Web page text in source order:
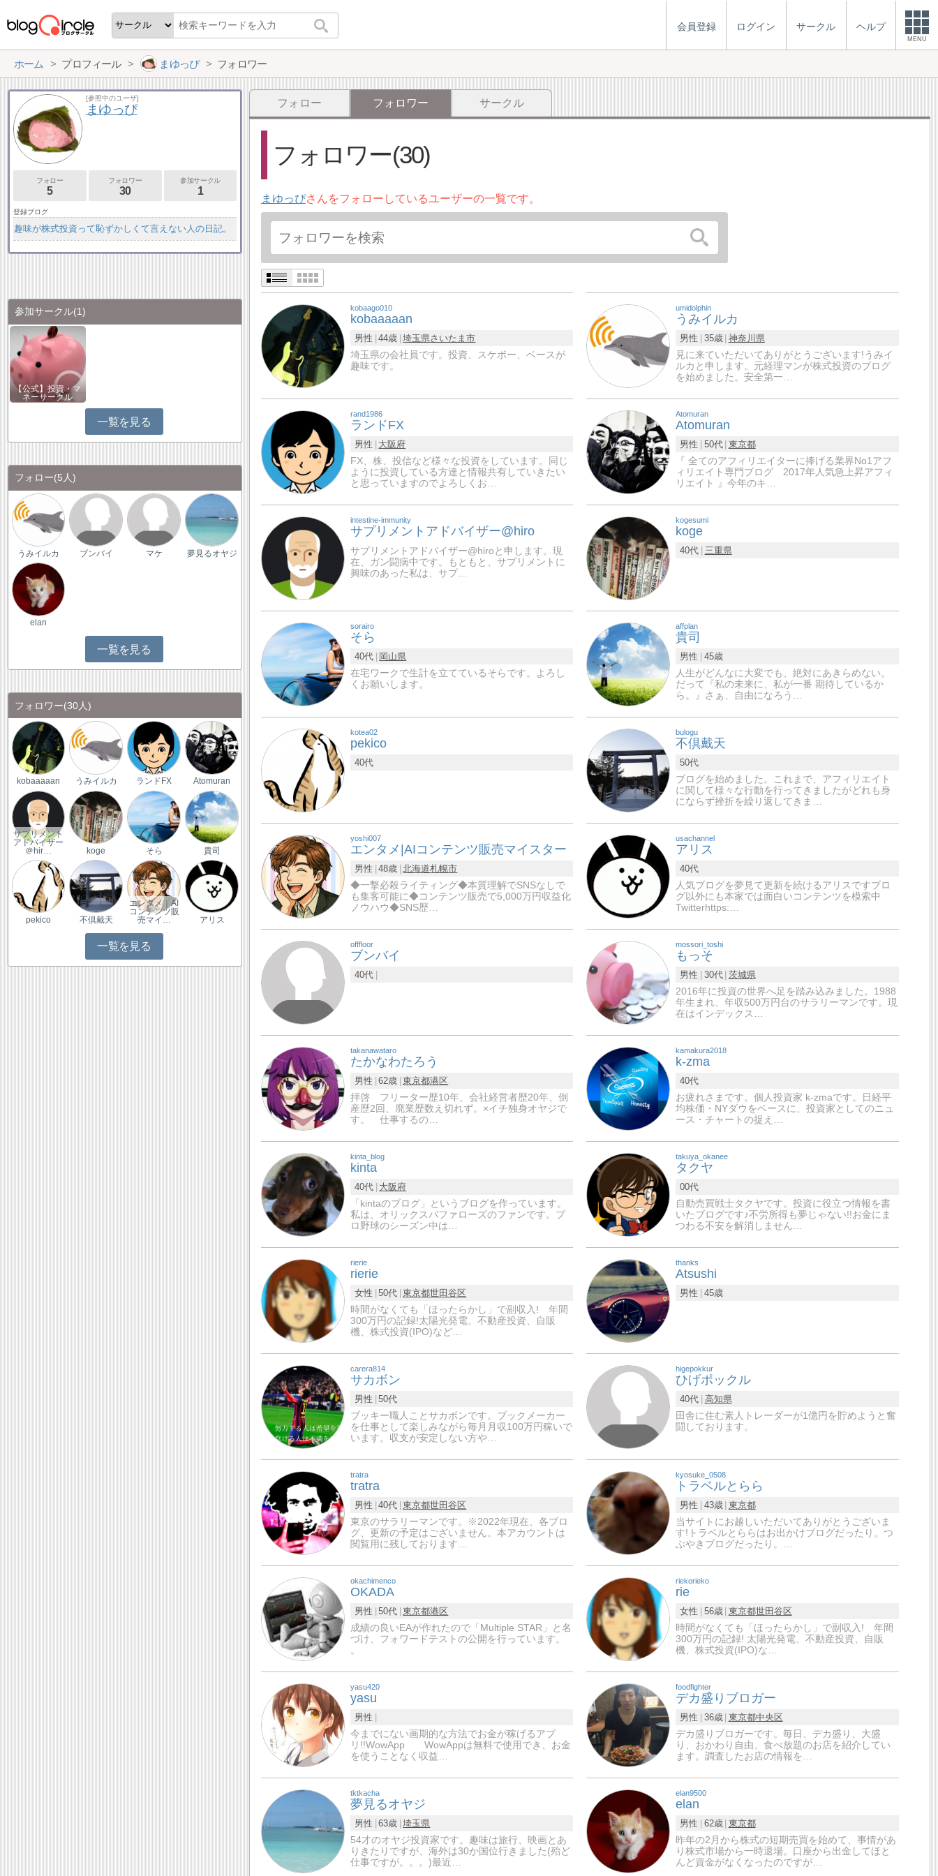
会員登録 ログイン サークル ヘルプ
MENU
ホーム プロフィール まゆっぴ フォロワー
フォロー フォロワー サークル
フォロワー(30)
まゆっぴさんをフォローしているユーザーの一覧です。
kobaago010
kobaaaaan
男性 44歳 埼玉県さいたま市
埼玉県の会社員です。投資、スケボー、ベースが
趣味です。
umidolphin
うみイルカ
男性 35歳 神奈川県
見に来ていただいてありがとうございます!うみイ
ルカと申します。元経理マンが株式投資のブログ
を始めました。安全第一…
rand1986
ランドFX
男性
大阪府
FX、株、投信など様々な投資をしています。同じ
ように投資している方達と情報共有していきたい
と思っていますのでよろしくお…
Atomuran
Atomuran
男性 50代 東京都
『 全てのアフィリエイターに捧げる業界No1アフ
ィリエイト専門ブログ 2017年人気急上昇アフィ
リエイト 』今年のキ…
intestine-immunity
サプリメントアドバイザー@hiro
サプリメントアドバイザー@hiroと申します。現
在、ガン闘病中です。もともと、サプリメントに
興味のあった私は、サプ…
kogesumi
koge
40代 三重県
sorairo
そら
40代
岡山県
在宅ワークで生計を立てているそらです。よろし
くお願いします。
affplan
貴司
男性
45歳
人生がどんなに大変でも、絶対にあきらめない。
だって『私の未来に、私が一番 期待しているか
ら。』さぁ、自由になろう…
kotea02
pekico
40代
bulogu
不倶戴天
50代
ブログを始めました。これまで、アフィリエイト
に関して様々な行動を行ってきましたがどれも身
にならず挫折を繰り返してきま…
yoshi007
エンタメ|AIコンテンツ販売マイスター
男性 48歳 北海道札幌市
◆一撃必殺ライティング◆本質理解でSNSなしで
も集客可能に◆コンテンツ販売で5,000万円収益化
ノウハウ◆SNS歴…
usachannel
アリス
40代
人気ブログを夢見て更新を続けるアリスですブロ
グ以外にも本家では面白いコンテンツを模索中
Twitterhttps:…
offfloor
ブンバイ
40代
mossori_toshi
もっそ
男性 30代 茨城県
2016年に投資の世界へ足を踏み込みました。1988
年生まれ、年収500万円台のサラリーマンです。現
在はインデックス…
takanawataro
たかなわたろう
男性 62歳 東京都港区
拝啓 フリーター歴10年、会社経営者歴20年、倒
産歴2回、廃業歴数え切れず。×イチ独身オヤジで
す。 仕事するの…
kamakura2018
k-zma
40代
お疲れさまです。個人投資家 k-zmaです。日経平
均株価・NYダウをベースに、投資家としてのニュ
ース・チャートの捉え…
kinta_blog
kinta
40代 大阪府
「kintaのブログ」というブログを作っています。
私は、オリックスバファローズのファンです。プ
ロ野球のシーズン中は…
takuya_okanee
タクヤ
00代
自動売買戦士タクヤです。投資に役立つ情報を書
いたブログです♪不労所得も夢じゃない!!お金にま
つわる不安を解消しません…
rierie
rierie
女性 50代 東京都世田谷区
時間がなくても「ほったらかし」で副収入! 年間
300万円の記録!太陽光発電、不動産投資、自販
機、株式投資(IPO)など…
thanks
Atsushi
男性 45歳
carera814
サカボン
男性
50代
ブッキー職人ことサカボンです。ブックメーカー
を仕事として楽しみながら毎月月収100万円稼いで
います。収支が安定しない方や…
higepokkur
ひげポックル
40代 高知県
田舎に住む素人トレーダーが1億円を貯めようと奮
闘しております。
tratra
tratra
男性 40代 東京都世田谷区
東京のサラリーマンです。※2022年現在、各ブロ
グ、更新の予定はございません。本アカウントは
閲覧用に残しております…
kyosuke_0508
トラベルとらら
男性 43歳 東京都
当サイトにお越しいただいてありがとうございま
す!トラベルとららはお出かけブログだったり。つ
ぶやきブログだったり。…
okachimenco
OKADA
男性 50代 東京都港区
成績の良いEAが作れたので「Multiple STAR」と名
づけ、フォワードテストの公開を行っています。
。
riekorieko
rie
女性 56歳 東京都世田谷区
時間がなくても「ほったらかし」で副収入! 年間
300万円の記録! 太陽光発電、不動産投資、自販
機、株式投資(IPO)な…
yasu420
yasu
男性
今までにない画期的な方法でお金が稼げるアプ
リ!!WowApp WowAppは無料で使用でき、お金
を使うことなく収益…
foodfighter
デカ盛りブロガー
男性 36歳 東京都中央区
デカ盛りブロガーです。毎日、デカ盛り、大盛
り、おかわり自由、食べ放題のお店を紹介してい
ます。調査したお店の情報を…
tktkacha
夢見るオヤジ
男性 63歳 埼玉県
54才のオヤジ投資家です。趣味は旅行、映画とあ
りきたりですが、海外は30か国位行きました(殆ど
仕事ですが。。。)最近…
elan9500
elan
男性 62歳 東京都
昨年の2月から株式の短期売買を始めて、事情があ
り株式市場から一時退場。口座から出金してほと
んど資金がなくなったのですが…
[参照中のユーザ]
まゆっぴ
フォロー
5
フォロワー
30
参加サークル
1
登録ブログ
趣味が株式投資って恥ずかしくて言えない人の日記。
参加サークル(1)
【公式】投資・マ
ネーサークル
一覧を見る
フォロー(5人)
うみイルカ ブンバイ マケ 夢見るオヤジ
elan
一覧を見る
フォロワー(30人)
kobaaaaan うみイルカ ランドFX Atomuran
サプリメント
アドバイザー
＠hir…
koge そら 貴司
pekico 不倶戴天
エンタメ｜AI
コンテンツ販
売マイ…
アリス
一覧を見る